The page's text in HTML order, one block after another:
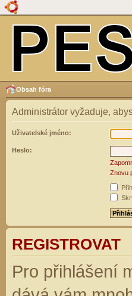
Obsah fóra
Administrátor vyžaduje,
Uživatelské jméno:
Heslo:
Znovu
REGISTROVAT
Pro přihlášení